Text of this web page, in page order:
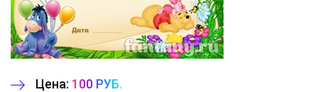
Цена: 100 РУБ.